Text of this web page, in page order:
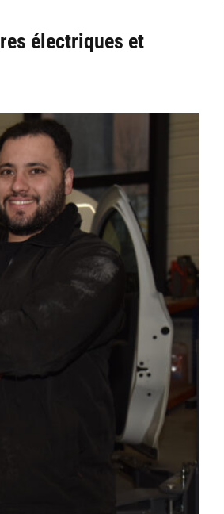
électriques et